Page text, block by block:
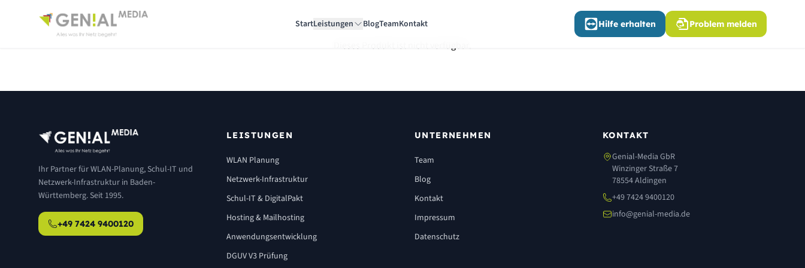
StartLeistungen BlogTeamKontakt Hilfe erhalten Problem melden
Dieses Produkt ist nicht verfügbar.
Ihr Partner für WLAN-Planung, Schul-IT und
Netzwerk-Infrastruktur in Baden-
Württemberg. Seit 1995.
+49 7424 9400120
LEISTUNGEN
WLAN Planung
Netzwerk-Infrastruktur
Schul-IT & DigitalPakt
Hosting & Mailhosting
Anwendungsentwicklung
DGUV V3 Prüfung
UNTERNEHMEN
Team
Blog
Kontakt
Impressum
Datenschutz
KONTAKT
Genial-Media GbR
Winzinger Straße 7
78554 Aldingen
+49 7424 9400120
info@genial-media.de